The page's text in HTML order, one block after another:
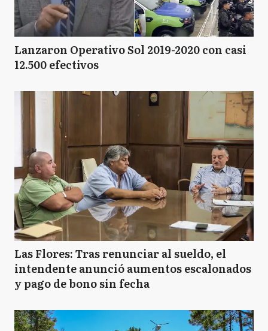
Lanzaron Operativo Sol 2019-2020 con casi
12.500 efectivos
Las Flores: Tras renunciar al sueldo, el
intendente anunció aumentos escalonados
y pago de bono sin fecha